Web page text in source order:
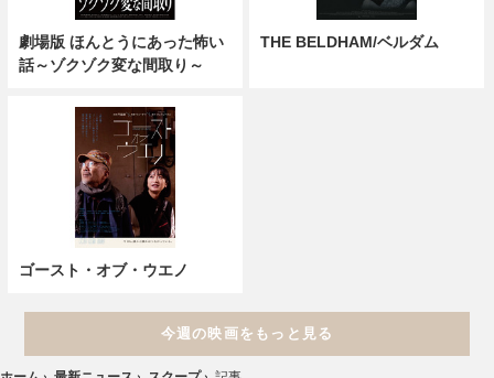
劇場版 ほんとうにあった怖い
話～ゾクゾク変な間取り～
THE BELDHAM/ベルダム
ゴースト・オブ・ウエノ
今週の映画をもっと見る